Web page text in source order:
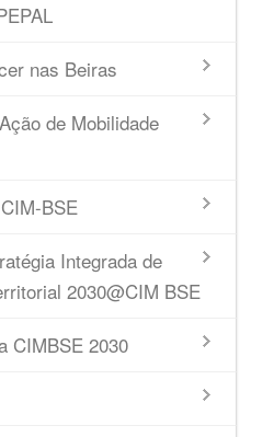
nas Beiras
de Mobilidade
BSE
Integrada de
2030@CIM BSE
CIMBSE 2030